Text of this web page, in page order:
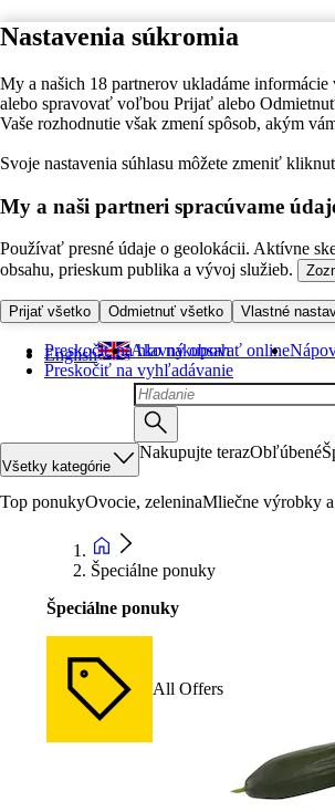
Nastavenia súkromia
My a našich 18 partnerov ukladáme
alebo spravovať voľbou Prijať alebo
Vaše rozhodnutie však zmení spôsob, akým
Svoje nastavenia súhlasu môžete zmeniť
My a naši partneri spracúvame
Používať presné údaje o geolokácii. Aktívne
obsahu, prieskum publika a vývoj služieb.
Prijať všetko Odmietnuť všetko Vlastné
Preskočiť na hlavný obsah
Preskočiť na vyhľadávanie
English Ako nakupovať online
Všetky kategórie
Nakupujte terazObľúbené
Top ponukyOvocie, zeleninaMliečne výrobky
Špeciálne ponuky
Špeciálne ponuky
All Offers